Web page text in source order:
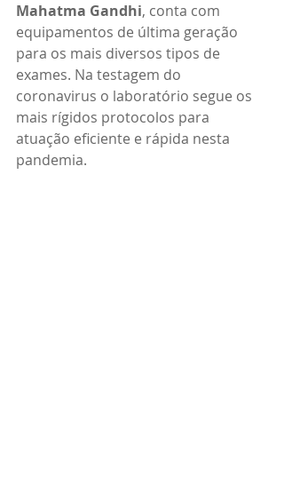
Mahatma Gandhi, conta com
equipamentos de última geração
para os mais diversos tipos de
exames. Na testagem do
coronavirus o laboratório segue os
mais rígidos protocolos para
atuação eficiente e rápida nesta
pandemia.